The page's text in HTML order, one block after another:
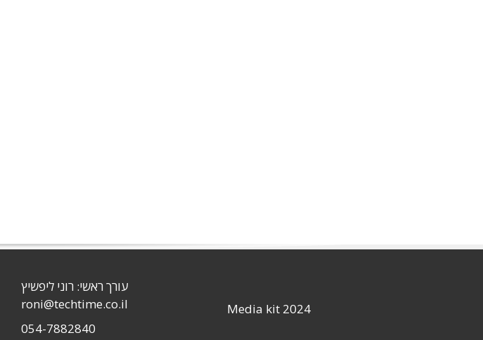
Media kit 2024
עורך ראשי: רוני ליפשיץ
roni@techtime.co.il
054-7882840